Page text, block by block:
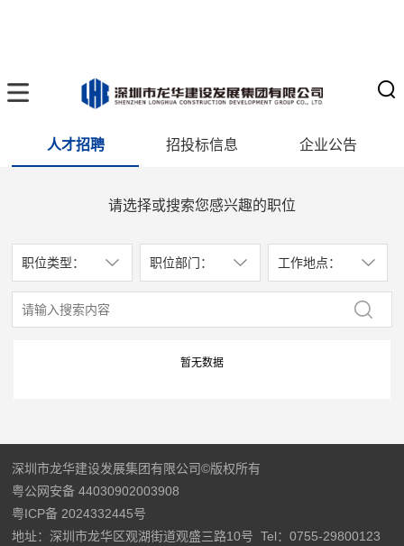
人才招聘 招投标信息 企业公告
请选择或搜索您感兴趣的职位
职位类型： 职位部门： 工作地点：
暂无数据
深圳市龙华建设发展集团有限公司©版权所有
粤公网安备 44030902003908
粤ICP备 2024332445号
地址：深圳市龙华区观湖街道观盛三路10号 Tel：0755-29800123